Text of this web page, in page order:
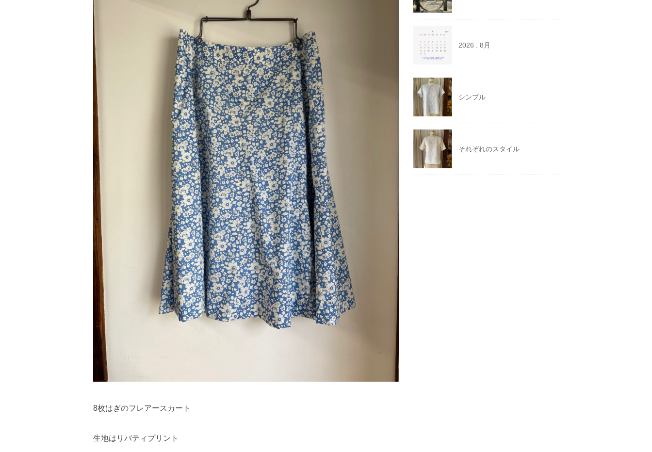
8枚はぎのフレアースカート
生地はリバティプリント
2026 . 8月
シンプル
それぞれのスタイル